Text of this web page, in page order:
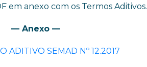
em anexo com os Termos Aditivos.
— Anexo —
ADITIVO SEMAD Nº 12.2017